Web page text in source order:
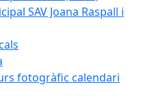
SAV Joana Raspall i
fotogràfic calendari